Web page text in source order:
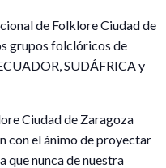
de Folklore Ciudad de
grupos folclóricos de
SUDÁFRICA y
Ciudad de Zaragoza
con el ánimo de proyectar
que nunca de nuestra